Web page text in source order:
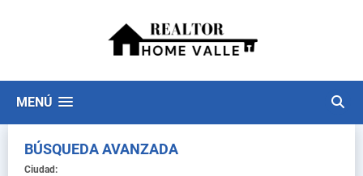
MENÚ
BÚSQUEDA AVANZADA
Ciudad: